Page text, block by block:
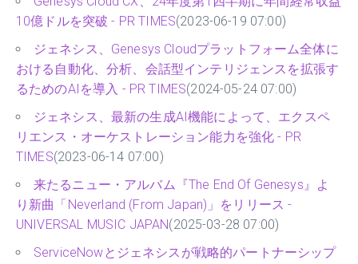
10億ドルを突破 - PR TIMES(2023-06-19 07:00)
ジェネシス、Genesys Cloudプラットフォーム全体に
おける自動化、分析、会話型インテリジェンスを拡張す
るためのAIを導入 - PR TIMES(2024-05-24 07:00)
ジェネシス、最新の生成AI機能によって、エクスペ
リエンス・オーケストレーション能力を強化 - PR
TIMES(2023-06-14 07:00)
来たるニュー・アルバム『The End Of Genesys』よ
り新曲「Neverland (From Japan)」をリリース -
UNIVERSAL MUSIC JAPAN(2025-03-28 07:00)
ServiceNowとジェネシスが戦略的パートナーシップ